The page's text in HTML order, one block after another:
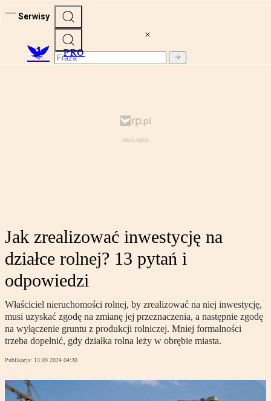
Serwisy
PRO
Jak zrealizować inwestycję na
działce rolnej? 13 pytań i
odpowiedzi
Właściciel nieruchomości rolnej, by zrealizować na niej inwestycję,
musi uzyskać zgodę na zmianę jej przeznaczenia, a następnie zgodę
na wyłączenie gruntu z produkcji rolniczej. Mniej formalności
trzeba dopełnić, gdy działka rolna leży w obrębie miasta.
Publikacja: 13.09.2024 04:30